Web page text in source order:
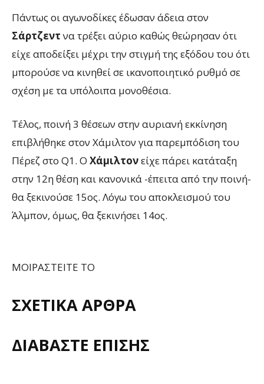
Πάντως οι αγωνοδίκες έδωσαν άδεια στον
Σάρτζεντνα τρέξει αύριο καθώς θεώρησαν ότι
είχε αποδείξει μέχρι την στιγμή της εξόδου του ότι
μπορούσε να κινηθεί σε ικανοποιητικό ρυθμό σε
σχέση με τα υπόλοιπα μονοθέσια.
Τέλος, ποινή 3 θέσεων στην αυριανή εκκίνηση
επιβλήθηκε στον Χάμιλτον για παρεμπόδιση του
Πέρεζ στο Q1. Ο Χάμιλτονείχε πάρει κατάταξη
στην 12η θέση και κανονικά -έπειτα από την ποινή-
θα ξεκινούσε 15ος. Λόγω του αποκλεισμού του
Άλμπον, όμως, θα ξεκινήσει 14ος.
ΜΟΙΡΑΣΤΕΙΤΕ ΤΟ
ΣΧΕΤΙΚΑ ΑΡΘΡΑ
ΔΙΑΒΑΣΤΕ ΕΠΙΣΗΣ